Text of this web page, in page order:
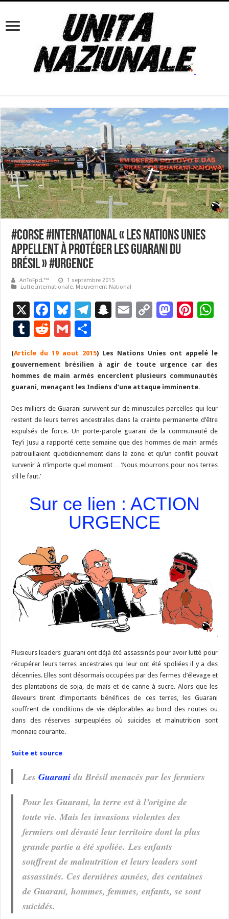
#Corse #International « Les Nations Unies
appellent à protéger les Guarani du
Brésil » #Urgence
AnToFpcL™
1 septembre 2015
Lutte Internationale, Mouvement National
X
F
ac
e
b
o
o
k
Bl
u
es
ky
T
gr
a
m
S
p
c
h
at
E
l
C
y
Li
n
k
M
d
o
n
Pi
es
t
p
T
u
m
bl
r
R
d
di
t
G
ai
l
ta
g
er
(Article du 19 aout 2015) Les Nations Unies ont appelé le
gouvernement brésilien à agir de toute urgence car des
hommes de main armés encerclent plusieurs communautés
guarani, menaçant les Indiens d’une attaque imminente.
Des milliers de Guarani survivent sur de minuscules parcelles qui leur
restent de leurs terres ancestrales dans la crainte permanente d’être
expulsés de force. Un porte-parole guarani de la communauté de
Tey’i Jusu a rapporté cette semaine que des hommes de main armés
patrouillaient quotidiennement dans la zone et qu’un conflit pouvait
survenir à n’importe quel moment… ‘Nous mourrons pour nos terres
s’il le faut.’
Sur ce lien : ACTION
URGENCE
Plusieurs leaders guarani ont déjà été assassinés pour avoir lutté pour
récupérer leurs terres ancestrales qui leur ont été spoliées il y a des
décennies. Elles sont désormais occupées par des fermes d’élevage et
des plantations de soja, de maïs et de canne à sucre. Alors que les
éleveurs tirent d’importants bénéfices de ces terres, les Guarani
souffrent de conditions de vie déplorables au bord des routes ou
dans des réserves surpeuplées où suicides et malnutrition sont
monnaie courante.
Suite et source
LesGuaranidu Brésil menacés par les fermiers
Pour les Guarani, la terre est à l’origine de
toute vie. Mais les invasions violentes des
fermiers ont dévasté leur territoire dont la plus
grande partie a été spoliée. Les enfants
souffrent de malnutrition et leurs leaders sont
assassinés. Ces dernières années, des centaines
de Guarani, hommes, femmes, enfants, se sont
suicidés.